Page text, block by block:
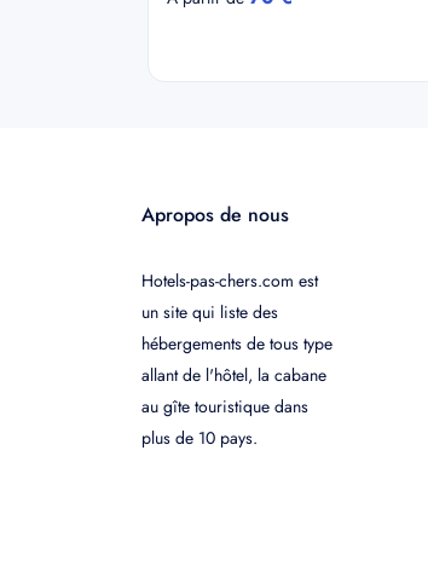
Apropos de nous
Hotels-pas-chers.com est
un site qui liste des
hébergements de tous type
allant de l'hôtel, la cabane
au gîte touristique dans
plus de 10 pays.